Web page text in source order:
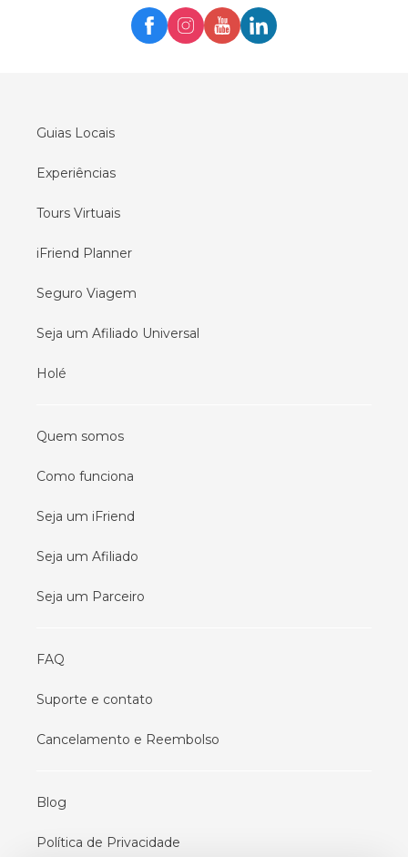
Milan
Guias Locais
Experiências
Tours Virtuais
iFriend Planner
Seguro Viagem
Seja um Afiliado Universal
Holé
Quem somos
Como funciona
Seja um iFriend
Seja um Afiliado
Seja um Parceiro
FAQ
Suporte e contato
Cancelamento e Reembolso
Blog
Política de Privacidade